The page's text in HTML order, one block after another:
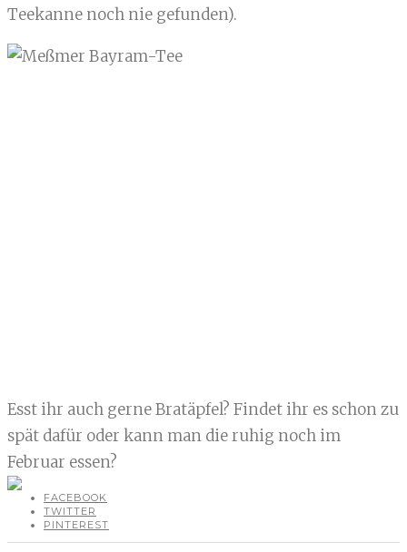
Teekanne noch nie gefunden).
Esst ihr auch gerne Bratäpfel? Findet ihr es schon zu
spät dafür oder kann man die ruhig noch im
Februar essen?
FACEBOOK
TWITTER
PINTEREST